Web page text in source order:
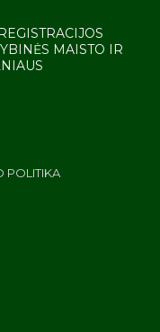
MAISTO IR
POLITIKA